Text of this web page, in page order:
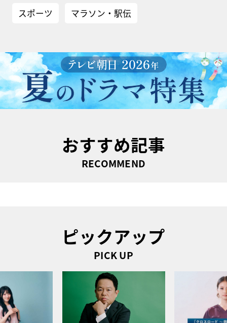
スポーツ マラソン・駅伝
おすすめ記事
RECOMMEND
ピックアップ
PICK UP